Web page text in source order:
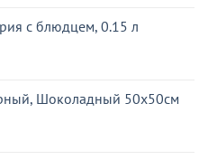
с блюдцем, 0.15 л
Шоколадный 50x50см